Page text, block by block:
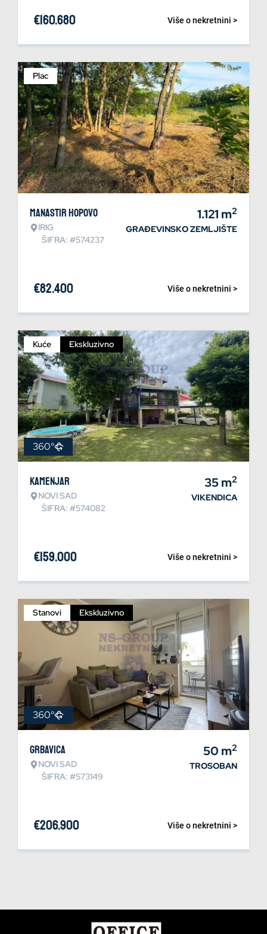
Više o nekretnini >
€160.680
Plac
Manastir Hopovo
IRIG
ŠIFRA: #574237
1.121 m2
GRAĐEVINSKO ZEMLJIŠTE
Više o nekretnini >
€82.400
Kuće Ekskluzivno
360°
Kamenjar
NOVI SAD
ŠIFRA: #574082
35m2
VIKENDICA
Više o nekretnini >
€159.000
Stanovi Ekskluzivno
360°
Grbavica
NOVI SAD
ŠIFRA: #573149
50 m2
TROSOBAN
Više o nekretnini >
€206.900